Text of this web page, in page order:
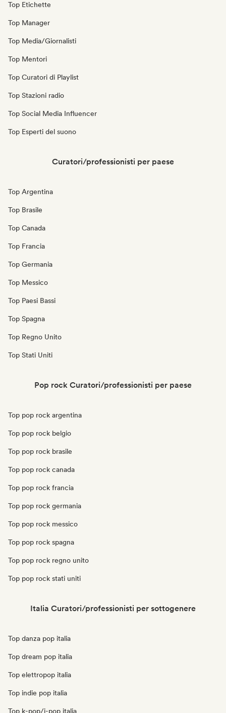
Top Etichette
Top Manager
Top Media/Giornalisti
Top Mentori
Top Curatori di Playlist
Top Stazioni radio
Top Social Media Influencer
Top Esperti del suono
Curatori/professionisti per paese
Top Argentina
Top Brasile
Top Canada
Top Francia
Top Germania
Top Messico
Top Paesi Bassi
Top Spagna
Top Regno Unito
Top Stati Uniti
Pop rock Curatori/professionisti per paese
Top pop rock argentina
Top pop rock belgio
Top pop rock brasile
Top pop rock canada
Top pop rock francia
Top pop rock germania
Top pop rock messico
Top pop rock spagna
Top pop rock regno unito
Top pop rock stati uniti
Italia Curatori/professionisti per sottogenere
Top danza pop italia
Top dream pop italia
Top elettropop italia
Top indie pop italia
Top k-pop/j-pop italia